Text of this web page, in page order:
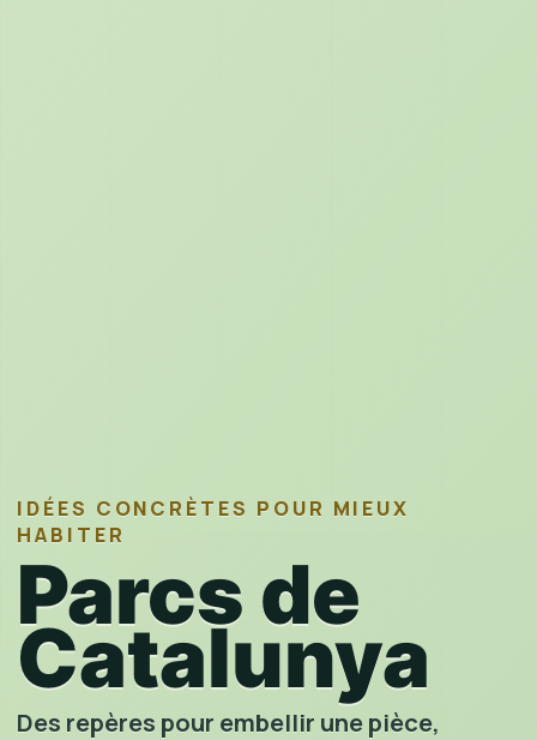
IDÉES CONCRÈTES POUR MIEUX
HABITER
Parcs de
Catalunya
Des repères pour embellir une pièce,